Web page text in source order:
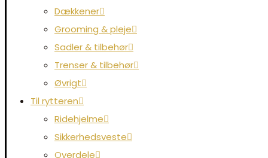
Dækkener
Grooming & pleje
Sadler & tilbehør
Trenser & tilbehør
Øvrigt
Til rytteren
Ridehjelme
Sikkerhedsveste
Overdele